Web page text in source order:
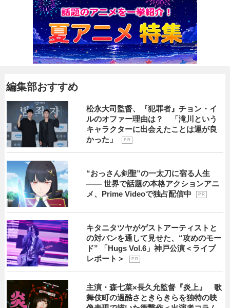
編集部おすすめ
松永大司監督、『犯罪者』チョン・イ
ルのオファー理由は？ 「滝川という
キャラクターに出会えたことは運が良
かった」
P R
“おっさん剣聖”の一太刀に宿る人生
―― 世界で話題の本格アクションアニ
メ、Prime Videoで独占配信中
P R
キタニタツヤがゲストアーティストと
の対バンを通して見せた、“攻めのモー
ド” 「Hugs Vol.6」神戸公演＜ライブ
レポート＞
P R
主演・森七菜×長久允監督『炎上』 歌
舞伎町の過酷さときらきらを独特の映